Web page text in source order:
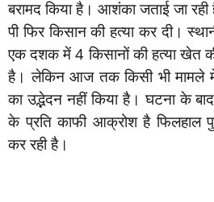
बरामद किया है। आशंका जताई जा रही
पी फिर किसान की हत्या कर दी।
एक दशक में 4 किसानों की हत्या खेत
है। लेकिन आज तक किसी भी मामले
का उद्भेदन नहीं किया है। घटना के
के प्रति काफी आक्रोश है फिलहाल
कर रही है।